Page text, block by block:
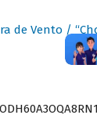
de Vento /